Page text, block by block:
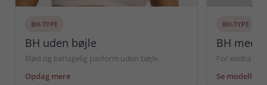
BH-TYPE
BH uden bøjle
Blød og behagelig pasform uden bøjle.
Opdag mere
BH-TYPE
BH med
For ekstra
Se modeller